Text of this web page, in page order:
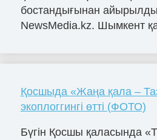
бостандығынан
NewsMedia.kz. Шымкент
Қосшыда «Жаңа қала –
экоплоггингі өтті (ФОТО)
Бүгін Қосшы қаласында